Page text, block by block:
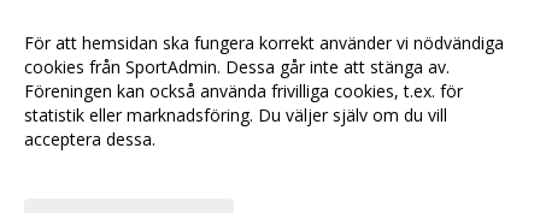
För att hemsidan ska fungera korrekt använder vi nödvändiga
cookies från SportAdmin. Dessa går inte att stänga av.
Föreningen kan också använda frivilliga cookies, t.ex. för
statistik eller marknadsföring. Du väljer själv om du vill
acceptera dessa.